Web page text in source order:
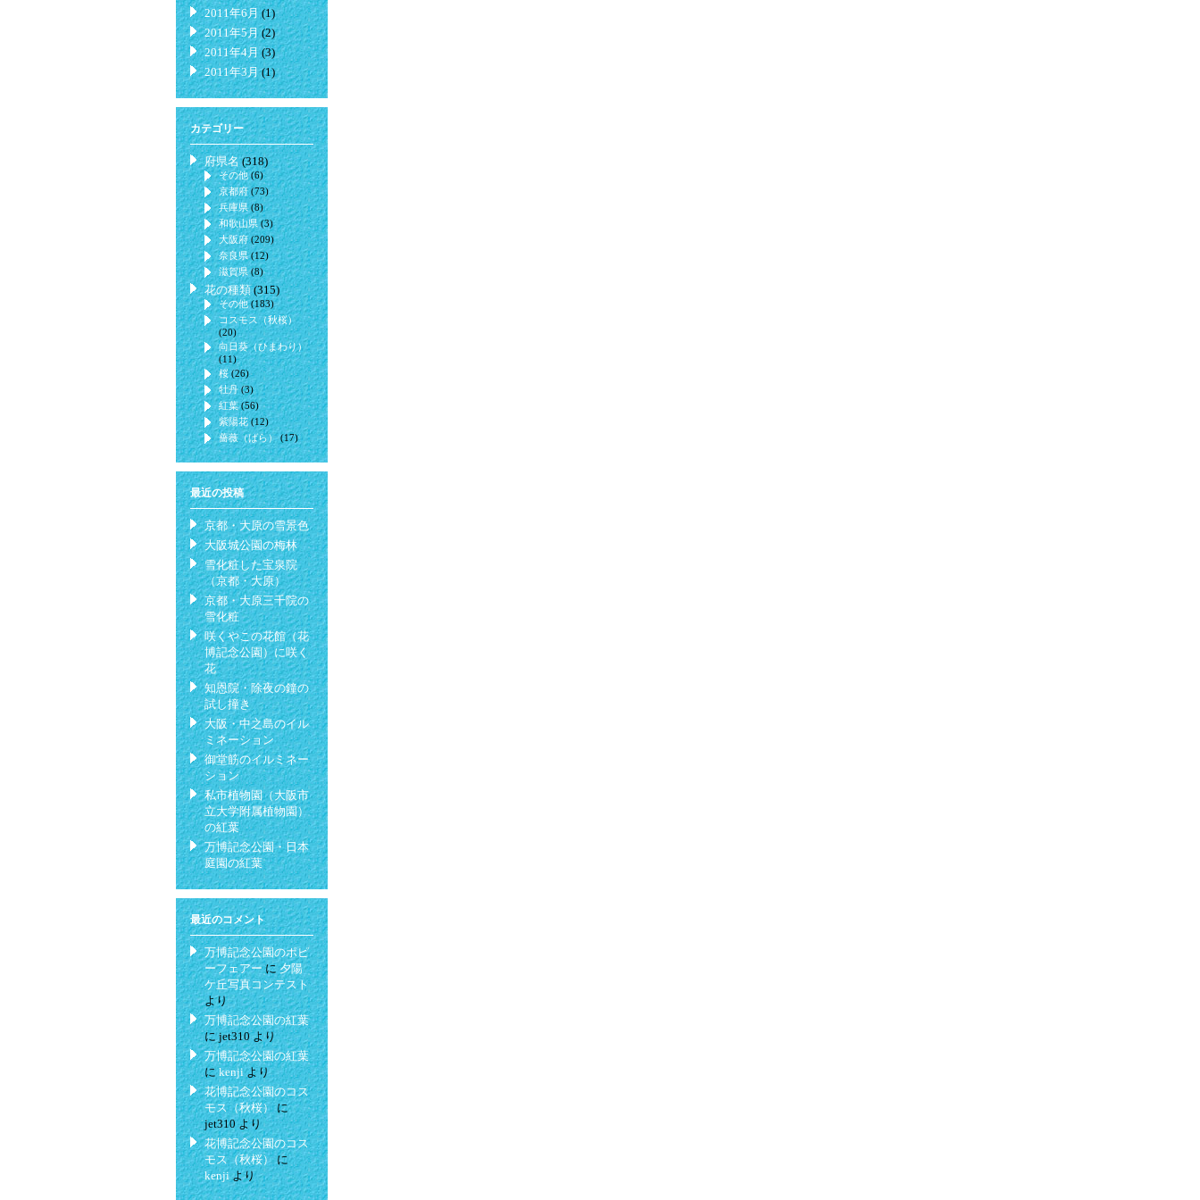
2011年6月 (1)
2011年5月 (2)
2011年4月(3)
2011年3月 (1)
カテゴリー
府県名(318)
その他(6)
京都府(73)
兵庫県(8)
和歌山県(3)
大阪府(209)
奈良県(12)
滋賀県(8)
花の種類(315)
その他(183)
コスモス（秋桜）
(20)
向日葵（ひまわり）
(11)
桜(26)
牡丹 (3)
紅葉(56)
紫陽花(12)
薔薇（ばら）(17)
最近の投稿
京都・大原の雪景色
大阪城公園の梅林
雪化粧した宝泉院
（京都・大原）
京都・大原三千院の
雪化粧
咲くやこの花館（花
博記念公園）に咲く
花
知恩院・除夜の鐘の
試し撞き
大阪・中之島のイル
ミネーション
御堂筋のイルミネー
ション
私市植物園（大阪市
立大学附属植物園）
の紅葉
万博記念公園・日本
庭園の紅葉
最近のコメント
万博記念公園のポピ
ーフェアーに夕陽
ケ丘写真コンテスト
より
万博記念公園の紅葉
にjet310より
万博記念公園の紅葉
にkenjiより
花博記念公園のコス
モス（秋桜）に
jet310より
花博記念公園のコス
モス（秋桜） に
kenjiより